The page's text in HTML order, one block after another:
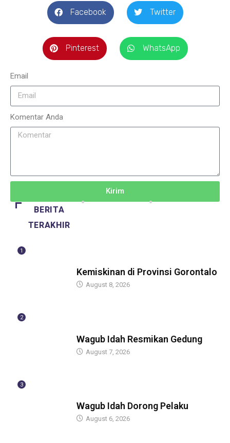
Facebook Twitter
Pinterest WhatsApp
Email
Komentar Anda
Kirim
BERITA
TERAKHIR
1
Kemiskinan di Provinsi Gorontalo
August 8, 2026
2
Wagub Idah Resmikan Gedung
August 7, 2026
3
Wagub Idah Dorong Pelaku
August 6, 2026